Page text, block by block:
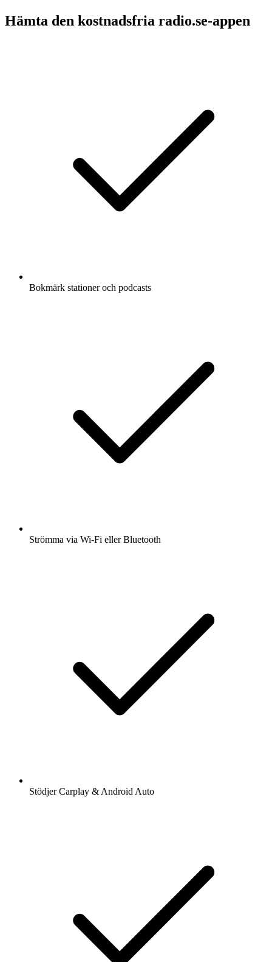
Hämta den kostnadsfria radio.se-appen
Bokmärk stationer och podcasts
Strömma via Wi-Fi eller Bluetooth
Stödjer Carplay & Android Auto